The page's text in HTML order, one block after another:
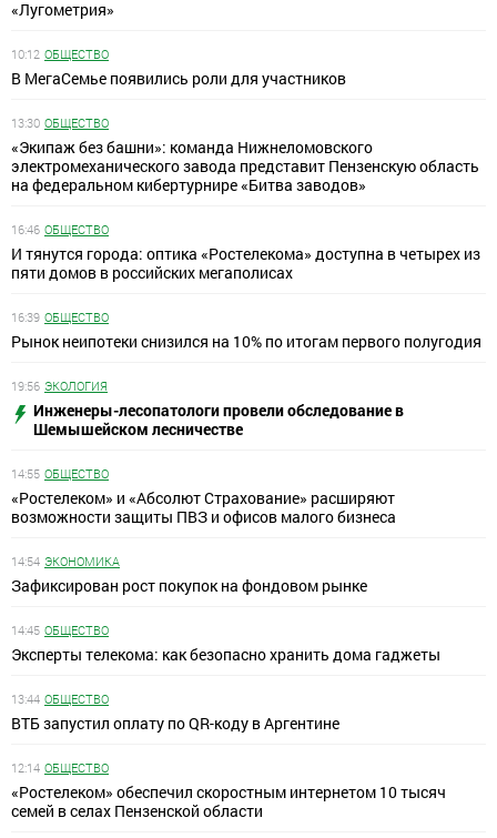
«Лугометрия»
10:12 ОБЩЕСТВО
В МегаСемье появились роли для участников
13:30 ОБЩЕСТВО
«Экипаж без башни»: команда Нижнеломовского
электромеханического завода представит Пензенскую область
на федеральном кибертурнире «Битва заводов»
16:46 ОБЩЕСТВО
И тянутся города: оптика «Ростелекома» доступна в четырех из
пяти домов в российских мегаполисах
16:39 ОБЩЕСТВО
Рынок неипотеки снизился на 10% по итогам первого полугодия
19:56 ЭКОЛОГИЯ
Инженеры-лесопатологи провели обследование в
Шемышейском лесничестве
14:55 ОБЩЕСТВО
«Ростелеком» и «Абсолют Страхование» расширяют
возможности защиты ПВЗ и офисов малого бизнеса
14:54 ЭКОНОМИКА
Зафиксирован рост покупок на фондовом рынке
14:45 ОБЩЕСТВО
Эксперты телекома: как безопасно хранить дома гаджеты
13:44 ОБЩЕСТВО
ВТБ запустил оплату по QR-коду в Аргентине
12:14 ОБЩЕСТВО
«Ростелеком» обеспечил скоростным интернетом 10 тысяч
семей в селах Пензенской области